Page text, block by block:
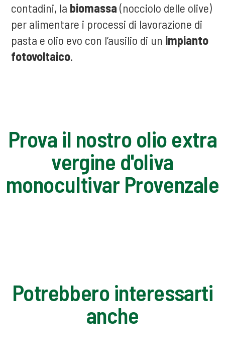
contadini, la biomassa (nocciolo delle olive)
per alimentare i processi di lavorazione di
pasta e olio evo con l’ausilio di un impianto
fotovoltaico.
Prova il nostro olio extra
vergine d'oliva
monocultivar Provenzale
Potrebbero interessarti
anche